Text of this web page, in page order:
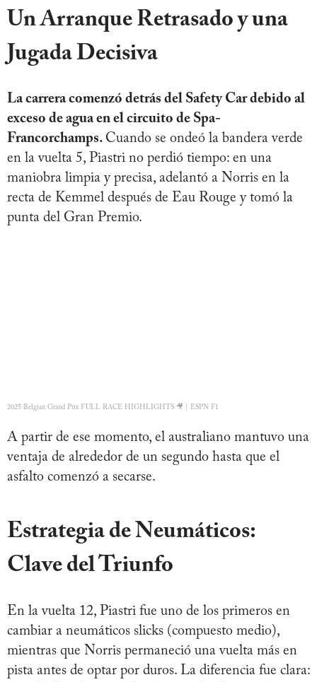
Un Arranque Retrasado y una
Jugada Decisiva
La carrera comenzó detrás del Safety Car debido al
exceso de agua en el circuito de Spa-
Francorchamps. Cuando se ondeó la bandera verde
en la vuelta 5, Piastri no perdió tiempo: en una
maniobra limpia y precisa, adelantó a Norris en la
recta de Kemmel después de Eau Rouge y tomó la
punta del Gran Premio.
2025 Belgian Grand Prix FULL RACE HIGHLIGHTS 🎥 | ESPN F1
A partir de ese momento, el australiano mantuvo una
ventaja de alrededor de un segundo hasta que el
asfalto comenzó a secarse.
Estrategia de Neumáticos:
Clave del Triunfo
En la vuelta 12, Piastri fue uno de los primeros en
cambiar a neumáticos slicks (compuesto medio),
mientras que Norris permaneció una vuelta más en
pista antes de optar por duros. La diferencia fue clara: